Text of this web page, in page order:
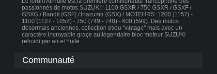
passionnés de motos SUZUKI : 1100 GSXR / 750 GSXR / GSXF /
GSXG / Bandit (GSF) / Inazuma (GSX) / MOTEURS: 1200 (1157) -
1100 (1127 - 1052) - 750 (749 - 748) - 600 (599). Des motos
désormais anciennes, collection et/ou "vintage" mais avec un
caractère incroyable graçe au légendaire bloc moteur SUZUKI
refroidi par air et huile.
Communauté